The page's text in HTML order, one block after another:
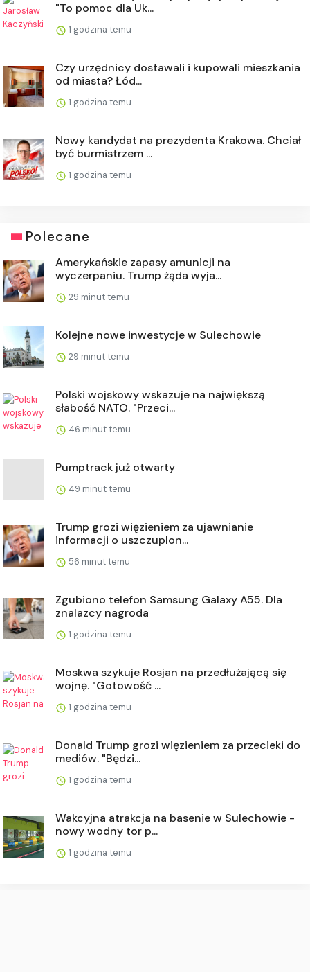
"To pomoc dla Uk...
1 godzina temu
Czy urzędnicy dostawali i kupowali mieszkania
od miasta? Łód...
1 godzina temu
Nowy kandydat na prezydenta Krakowa. Chciał
być burmistrzem ...
1 godzina temu
Polecane
Amerykańskie zapasy amunicji na
wyczerpaniu. Trump żąda wyja...
29 minut temu
Kolejne nowe inwestycje w Sulechowie
29 minut temu
Polski wojskowy wskazuje na największą
słabość NATO. "Przeci...
46 minut temu
Pumptrack już otwarty
49 minut temu
Trump grozi więzieniem za ujawnianie
informacji o uszczuplon...
56 minut temu
Zgubiono telefon Samsung Galaxy A55. Dla
znalazcy nagroda
1 godzina temu
Moskwa szykuje Rosjan na przedłużającą się
wojnę. "Gotowość ...
1 godzina temu
Donald Trump grozi więzieniem za przecieki do
mediów. "Będzi...
1 godzina temu
Wakcyjna atrakcja na basenie w Sulechowie -
nowy wodny tor p...
1 godzina temu